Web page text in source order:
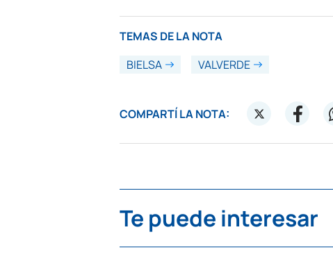
TEMAS DE LA NOTA
BIELSA
VALVERDE
COMPARTÍ LA NOTA:
Te puede interesar